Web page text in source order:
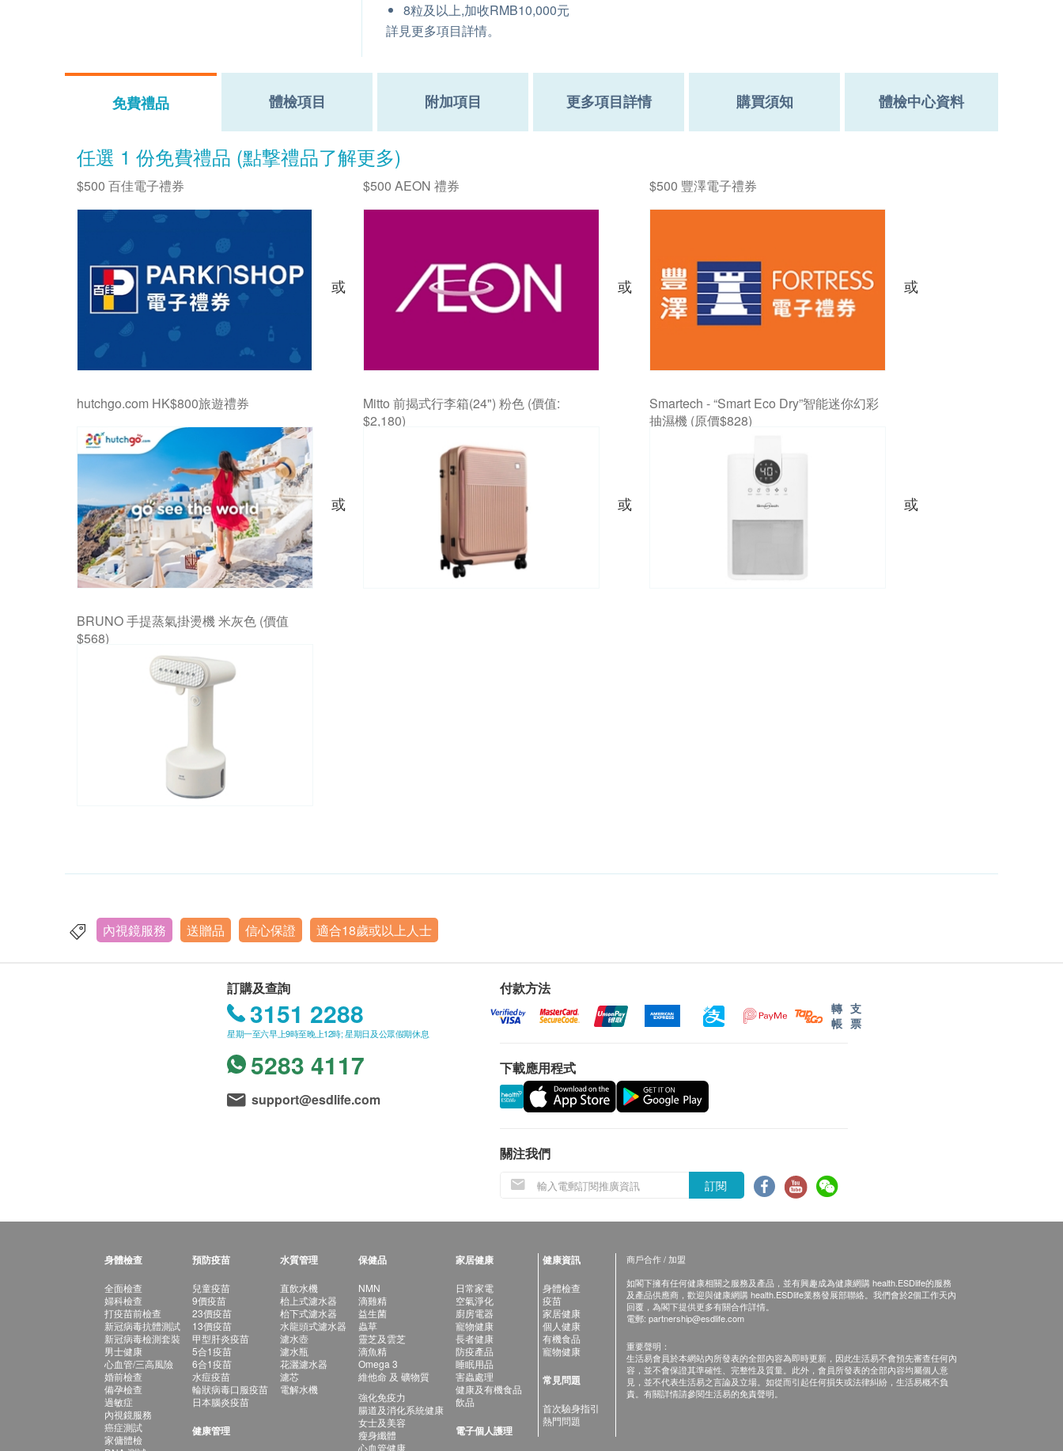
8粒及以上,加收RMB10,000元
詳見更多項目詳情。
免費禮品 體檢項目 附加項目 更多項目詳情 購買須知 體檢中心資料
任選 1 份免費禮品 (點撃禮品了解更多)
$500 百佳電子禮券
或
$500 AEON 禮券
或
$500 豐澤電子禮券
或
hutchgo.com HK$800旅遊禮券
或
Mitto 前揭式行李箱(24") 粉色 (價值:
$2,180)
或
Smartech - “Smart Eco Dry”智能迷你幻彩
抽濕機 (原價$828)
或
BRUNO 手提蒸氣掛燙機 米灰色 (價值
$568)
內視鏡服務 送贈品 信心保證 適合18歲或以上人士
訂購及查詢
3151 2288
星期一至六早上9時至晚上12時; 星期日及公眾假期休息
5283 4117
support@esdlife.com
付款方法
轉
帳
支
票
下載應用程式
關注我們
訂閱
身體檢查
全面檢查
婦科檢查
打疫苗前檢查
新冠病毒抗體測試
新冠病毒檢測套裝
男士健康
心血管/三高風險
婚前檢查
備孕檢查
過敏症
內視鏡服務
癌症測試
家傭體檢
預防疫苗
兒童疫苗
9價疫苗
23價疫苗
13價疫苗
甲型肝炎疫苗
5合1疫苗
6合1疫苗
水痘疫苗
輪狀病毒口服疫苗
日本腦炎疫苗
健康管理
水質管理
直飲水機
枱上式濾水器
枱下式濾水器
水龍頭式濾水器
濾水壺
濾水瓶
花灑濾水器
濾芯
電解水機
保健品
NMN
滴雞精
益生菌
蟲草
靈芝及雲芝
滴魚精
Omega 3
維他命 及 礦物質
強化免疫力
腸道及消化系統健康
女士及美容
瘦身纖體
心血管健康
家居健康
日常家電
空氣淨化
廚房電器
寵物健康
長者健康
防疫產品
睡眠用品
害蟲處理
健康及有機食品
飲品
電子個人護理
健康資訊
身體檢查
疫苗
家居健康
個人健康
有機食品
寵物健康
常見問題
首次驗身指引
熱門問題
商戶合作 / 加盟
如閣下擁有任何健康相關之服務及產品，並有興趣成為健康網購 health.ESDlife的服務
及產品供應商，歡迎與健康網購 health.ESDlife業務發展部聯絡。我們會於2個工作天內
回覆，為閣下提供更多有關合作詳情。
電郵: partnership@esdlife.com
重要聲明：
生活易會員於本網站內所發表的全部內容為即時更新，因此生活易不會預先審查任何內
容，並不會保證其準確性、完整性及質量。此外，會員所發表的全部內容均屬個人意
見，並不代表生活易之言論及立場。如從而引起任何損失或法律糾紛，生活易概不負
責。有關詳情請參閱生活易的免責聲明。